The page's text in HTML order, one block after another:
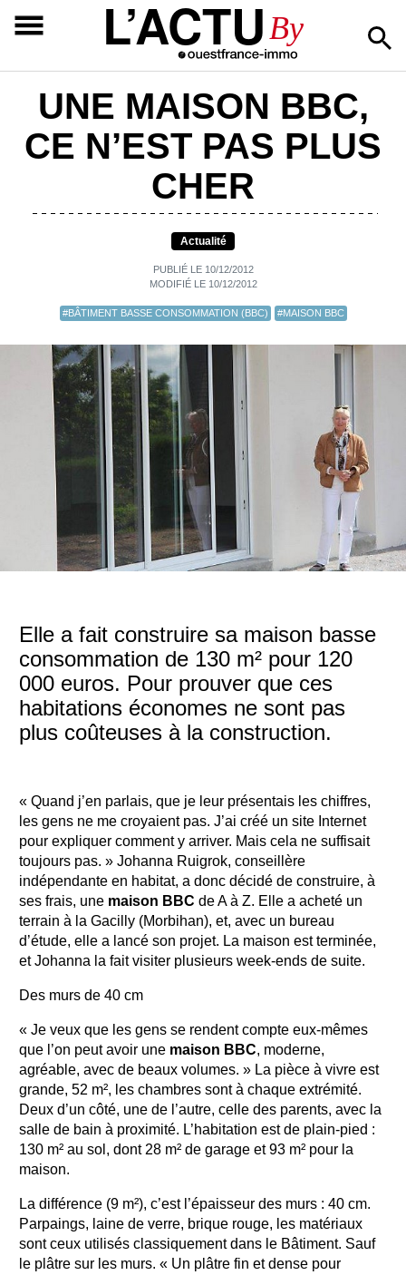
L’ACTUBy
UNE MAISON BBC,
CE N’EST PAS PLUS
CHER
Actualité
PUBLIÉ LE 10/12/2012
MODIFIÉ LE 10/12/2012
#BÂTIMENT BASSE CONSOMMATION (BBC) #MAISON BBC
Elle a fait construire sa maison basse
consommation de 130 m² pour 120
000 euros. Pour prouver que ces
habitations économes ne sont pas
plus coûteuses à la construction.
« Quand j’en parlais, que je leur présentais les chiffres,
les gens ne me croyaient pas. J’ai créé un site Internet
pour expliquer comment y arriver. Mais cela ne suffisait
toujours pas. » Johanna Ruigrok, conseillère
indépendante en habitat, a donc décidé de construire, à
ses frais, une maison BBC de A à Z. Elle a acheté un
terrain à la Gacilly (Morbihan), et, avec un bureau
d’étude, elle a lancé son projet. La maison est terminée,
et Johanna la fait visiter plusieurs week-ends de suite.
Des murs de 40 cm
« Je veux que les gens se rendent compte eux-mêmes
que l’on peut avoir une maison BBC, moderne,
agréable, avec de beaux volumes. » La pièce à vivre est
grande, 52 m², les chambres sont à chaque extrémité.
Deux d’un côté, une de l’autre, celle des parents, avec la
salle de bain à proximité. L’habitation est de plain-pied :
130 m² au sol, dont 28 m² de garage et 93 m² pour la
maison.
La différence (9 m²), c’est l’épaisseur des murs : 40 cm.
Parpaings, laine de verre, brique rouge, les matériaux
sont ceux utilisés classiquement dans le Bâtiment. Sauf
le plâtre sur les murs. « Un plâtre fin et dense pour